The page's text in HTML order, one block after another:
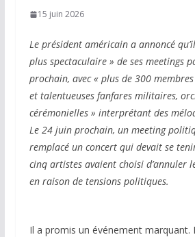
15 juin 2026
Le président américain a annoncé
plus spectaculaire » de ses meetings
prochain, avec « plus de 300
et talentueuses fanfares militaires,
cérémonielles » interprétant des
Le 24 juin prochain, un meeting
remplacé un concert qui devait se
cinq artistes avaient choisi d’annuler
en raison de tensions politiques.
Il a promis un événement marquant.